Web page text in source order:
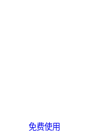
免费使用